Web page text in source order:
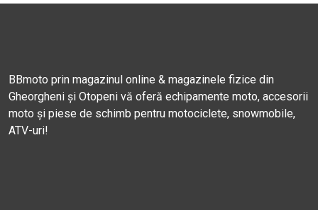
BBmoto prin magazinul online & magazinele fizice din
Gheorgheni și Otopeni vă oferă echipamente moto, accesorii
moto și piese de schimb pentru motociclete, snowmobile,
ATV-uri!